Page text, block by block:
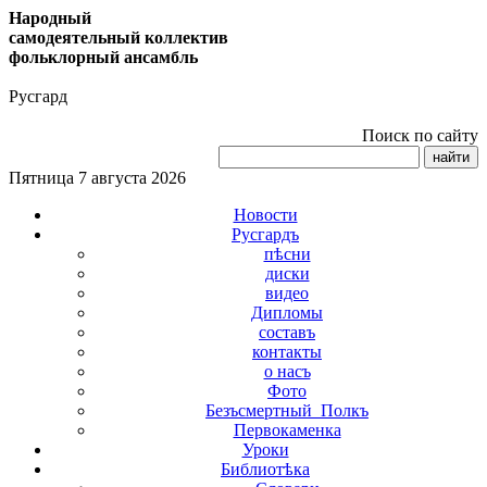
Народный
самодеятельный коллектив
фольклорный ансамбль
Русгард
Поиск по сайту
Пятница 7 августа 2026
Новости
Русгардъ
пѣсни
диски
видео
Дипломы
составъ
контакты
о насъ
Фото
Безъсмертный_Полкъ
Первокаменка
Уроки
Библиотѣка